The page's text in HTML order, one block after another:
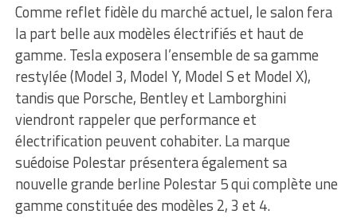
Comme reflet fidèle du marché actuel, le salon fera
la part belle aux modèles électrifiés et haut de
gamme. Tesla exposera l’ensemble de sa gamme
restylée (Model 3, Model Y, Model S et Model X),
tandis que Porsche, Bentley et Lamborghini
viendront rappeler que performance et
électrification peuvent cohabiter. La marque
suédoise Polestar présentera également sa
nouvelle grande berline Polestar 5 qui complète une
gamme constituée des modèles 2, 3 et 4.